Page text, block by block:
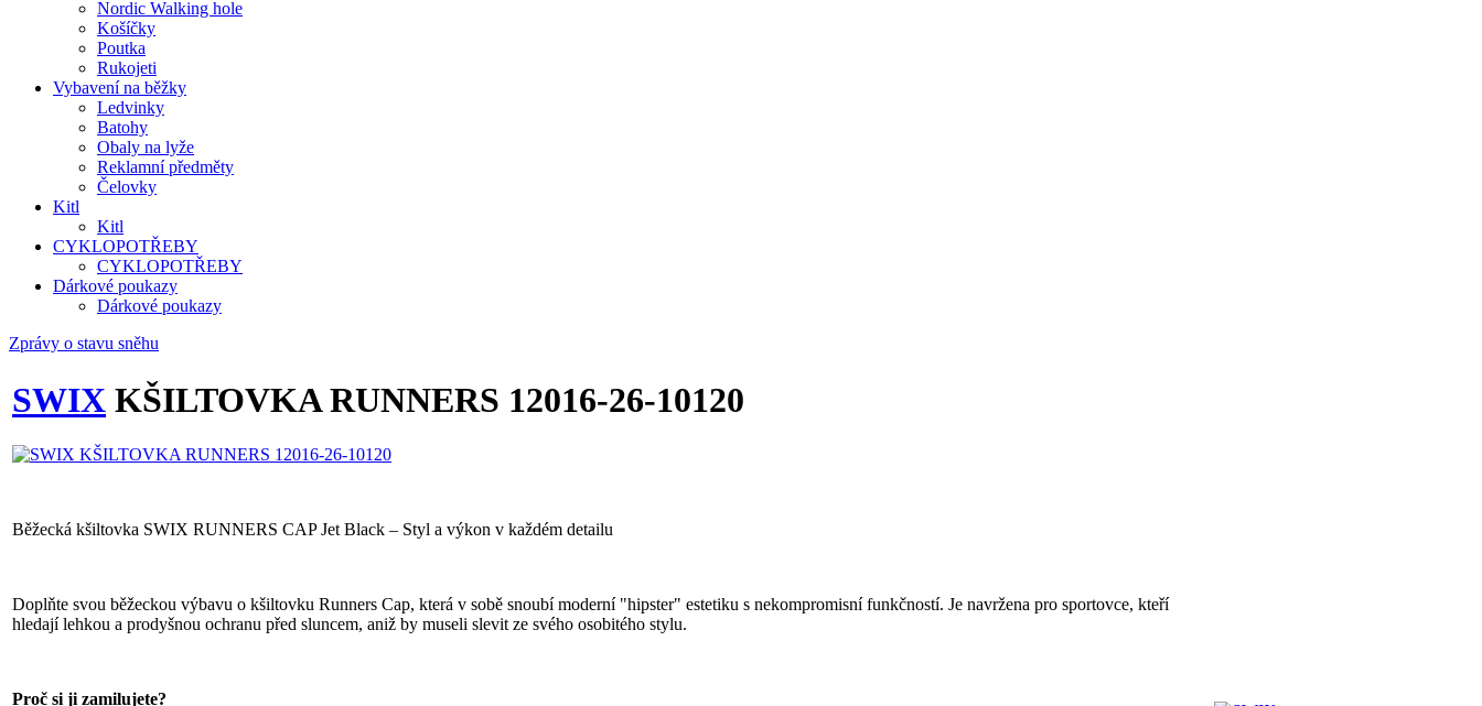
Nordic Walking hole
Košíčky
Poutka
Rukojeti
Vybavení na běžky
Ledvinky
Batohy
Obaly na lyže
Reklamní předměty
Čelovky
Kitl
Kitl
CYKLOPOTŘEBY
CYKLOPOTŘEBY
Dárkové poukazy
Dárkové poukazy
Zprávy o stavu sněhu
SWIX KŠILTOVKA RUNNERS 12016-26-10120
Běžecká kšiltovka SWIX RUNNERS CAP Jet Black – Styl a výkon v každém detailu
Doplňte svou běžeckou výbavu o kšiltovku Runners Cap, která v sobě snoubí moderní "hipster" estetiku s nekompromisní funkčností. Je navržena pro sportovce, kteří
hledají lehkou a prodyšnou ochranu před sluncem, aniž by museli slevit ze svého osobitého stylu.
Proč si ji zamilujete?